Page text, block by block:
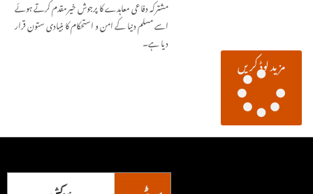
مشترکہ دفاعی معاہدے کا پرجوش خیرمقدم کرتے ہوئے
اسے مسلم دنیا کے امن و استحکام کا بنیادی ستون قرار
دیا ہے۔
مزید لوڈ کریں